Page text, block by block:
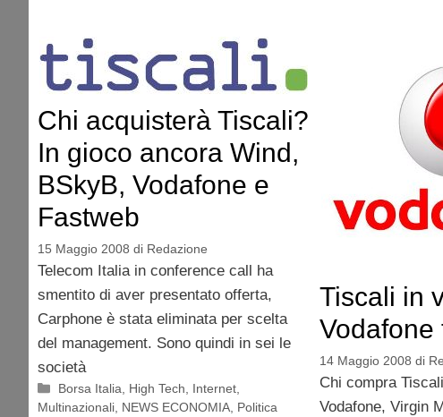
Chi acquisterà Tiscali?
In gioco ancora Wind,
BSkyB, Vodafone e
Fastweb
15 Maggio 2008 di Redazione
Telecom Italia in conference call ha
smentito di aver presentato offerta,
Carphone è stata eliminata per scelta
del management. Sono quindi in sei le
società
Categorie
Borsa Italia High Tech Internet
Multinazionali NEWS ECONOMIA Politica
Tiscali in
Vodafone
14 Maggio 2008 di
Chi compra
Vodafone, Virgin